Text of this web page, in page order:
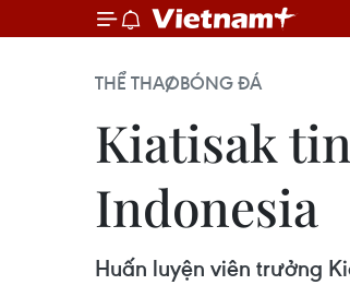
THỂ THAOBÓNG ĐÁ
Kiatisak
Indonesia
Huấn luyện viên trưởng